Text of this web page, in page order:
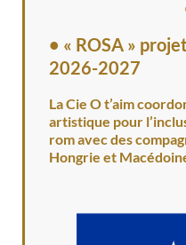
• « ROSA »
2026-2027
La Cie O t’aim
artistique pour
rom avec des
Hongrie et